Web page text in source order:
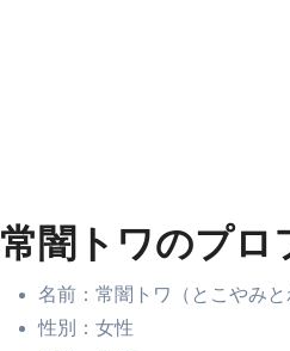
常闇トワのプロ
名前：常闇トワ（とこやみと
性別：女性